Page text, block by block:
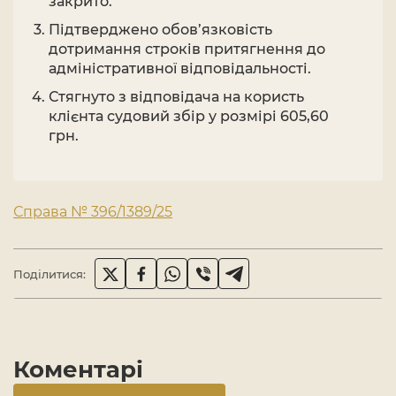
Підтверджено обов’язковість
дотримання строків притягнення до
адміністративної відповідальності.
Стягнуто з відповідача на користь
клієнта судовий збір у розмірі 605,60
грн.
Справа № 396/1389/25
Поділитися:
Коментарі